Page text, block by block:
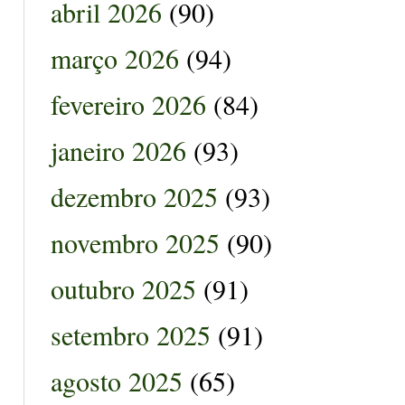
abril 2026 (90)
março 2026 (94)
fevereiro 2026 (84)
janeiro 2026 (93)
dezembro 2025 (93)
novembro 2025 (90)
outubro 2025 (91)
setembro 2025 (91)
agosto 2025 (65)